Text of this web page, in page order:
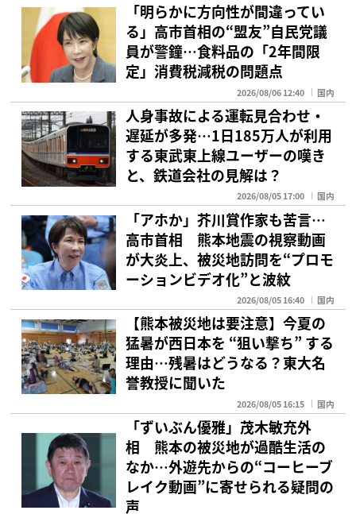
「明らかに方向性が間違ってい
る」高市首相の“盟友”自民党議
員が警鐘…食料品の「2年間限
定」消費税減税の問題点
2026/08/06 12:40 国内
人身事故による運転見合わせ・
遅延が多発…1日185万人が利用
する東武東上線ユーザーの嘆き
と、鉄道会社の見解は？
2026/08/05 17:00 国内
「アホか」芥川賞作家も苦言…
高市首相 熊本地震の視察動画
が大炎上、被災地訪問を“プロモ
ーションビデオ化”と波紋
2026/08/05 16:40 国内
【熊本被災地は要注意】今夏の
猛暑が西日本を “狙い撃ち” する
理由…残暑はどうなる？東大名
誉教授に聞いた
2026/08/05 16:15 国内
「ずいぶん優雅」茂木敏充外
相 熊本の被災地が過酷生活の
なか…外遊先からの“コーヒーブ
レイク動画”に寄せられる疑問の
声